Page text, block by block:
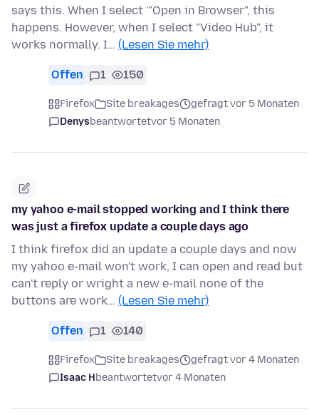
says this. When I select '"Open in Browser", this
happens. However, when I select "Video Hub", it
works normally. I… (Lesen Sie mehr)
Offen 1 150
Firefox Site breakages
gefragt vor 5 Monaten
Denysbeantwortetvor 5 Monaten
my yahoo e-mail stopped working and I think there
was just a firefox update a couple days ago
I think firefox did an update a couple days and now
my yahoo e-mail won't work, I can open and read but
can't reply or wright a new e-mail none of the
buttons are work… (Lesen Sie mehr)
Offen 1 140
Firefox Site breakages
gefragt vor 4 Monaten
Isaac Hbeantwortetvor 4 Monaten